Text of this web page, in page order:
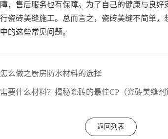
，售后服务也有保障。为了自己的健康与良
瓷砖美缝施工。总而言之，瓷砖美缝不简单
的这些常见问题。
么做之厨房防水材料的选择
要什么材料？揭秘瓷砖的最佳CP（瓷砖美缝剂
返回列表